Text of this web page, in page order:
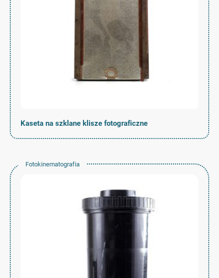
Kaseta na szklane klisze fotograficzne
Fotokinematografia